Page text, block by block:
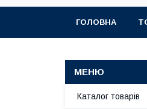
ГОЛОВНА
Каталог товарів